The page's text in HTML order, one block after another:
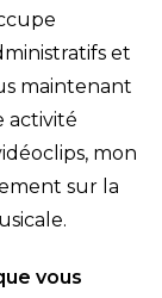
et
maintenant
activité
mon
sur la
vous